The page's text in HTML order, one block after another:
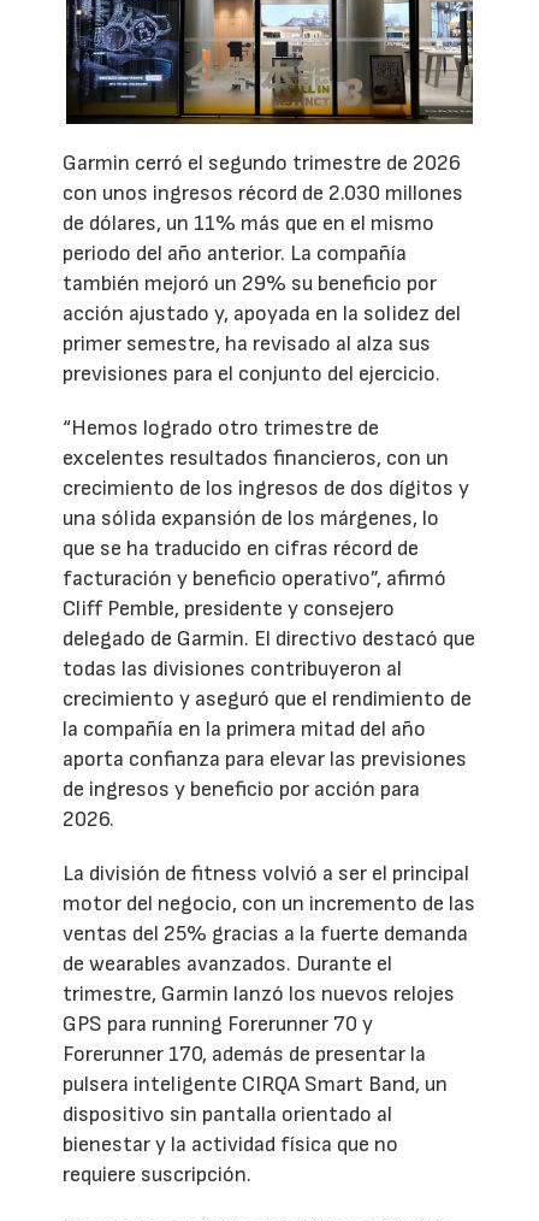
Garmin cerró el segundo trimestre de 2026
con unos ingresos récord de 2.030 millones
de dólares, un 11% más que en el mismo
periodo del año anterior. La compañía
también mejoró un 29% su beneficio por
acción ajustado y, apoyada en la solidez del
primer semestre, ha revisado al alza sus
previsiones para el conjunto del ejercicio.
“Hemos logrado otro trimestre de
excelentes resultados financieros, con un
crecimiento de los ingresos de dos dígitos y
una sólida expansión de los márgenes, lo
que se ha traducido en cifras récord de
facturación y beneficio operativo”, afirmó
Cliff Pemble, presidente y consejero
delegado de Garmin. El directivo destacó que
todas las divisiones contribuyeron al
crecimiento y aseguró que el rendimiento de
la compañía en la primera mitad del año
aporta confianza para elevar las previsiones
de ingresos y beneficio por acción para
2026.
La división de fitness volvió a ser el principal
motor del negocio, con un incremento de las
ventas del 25% gracias a la fuerte demanda
de wearables avanzados. Durante el
trimestre, Garmin lanzó los nuevos relojes
GPS para running Forerunner 70 y
Forerunner 170, además de presentar la
pulsera inteligente CIRQA Smart Band, un
dispositivo sin pantalla orientado al
bienestar y la actividad física que no
requiere suscripción.